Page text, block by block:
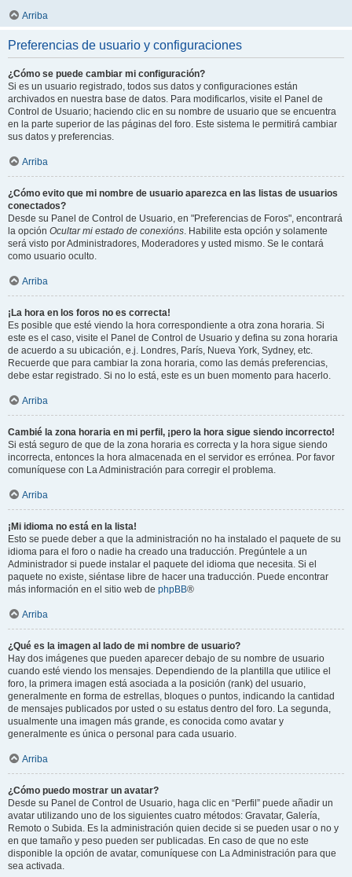
Arriba
Preferencias de usuario y configuraciones
¿Cómo se puede cambiar mi configuración?
Si es un usuario registrado, todos sus datos y configuraciones están
archivados en nuestra base de datos. Para modificarlos, visite el Panel de
Control de Usuario; haciendo clic en su nombre de usuario que se encuentra
en la parte superior de las páginas del foro. Este sistema le permitirá cambiar
sus datos y preferencias.
Arriba
¿Cómo evito que mi nombre de usuario aparezca en las listas de usuarios
conectados?
Desde su Panel de Control de Usuario, en "Preferencias de Foros", encontrará
la opción Ocultar mi estado de conexións. Habilite esta opción y solamente
será visto por Administradores, Moderadores y usted mismo. Se le contará
como usuario oculto.
Arriba
¡La hora en los foros no es correcta!
Es posible que esté viendo la hora correspondiente a otra zona horaria. Si
este es el caso, visite el Panel de Control de Usuario y defina su zona horaria
de acuerdo a su ubicación, e.j. Londres, París, Nueva York, Sydney, etc.
Recuerde que para cambiar la zona horaria, como las demás preferencias,
debe estar registrado. Si no lo está, este es un buen momento para hacerlo.
Arriba
Cambié la zona horaria en mi perfil, ¡pero la hora sigue siendo incorrecto!
Si está seguro de que de la zona horaria es correcta y la hora sigue siendo
incorrecta, entonces la hora almacenada en el servidor es errónea. Por favor
comuníquese con La Administración para corregir el problema.
Arriba
¡Mi idioma no está en la lista!
Esto se puede deber a que la administración no ha instalado el paquete de su
idioma para el foro o nadie ha creado una traducción. Pregúntele a un
Administrador si puede instalar el paquete del idioma que necesita. Si el
paquete no existe, siéntase libre de hacer una traducción. Puede encontrar
más información en el sitio web de phpBB®
Arriba
¿Qué es la imagen al lado de mi nombre de usuario?
Hay dos imágenes que pueden aparecer debajo de su nombre de usuario
cuando esté viendo los mensajes. Dependiendo de la plantilla que utilice el
foro, la primera imagen está asociada a la posición (rank) del usuario,
generalmente en forma de estrellas, bloques o puntos, indicando la cantidad
de mensajes publicados por usted o su estatus dentro del foro. La segunda,
usualmente una imagen más grande, es conocida como avatar y
generalmente es única o personal para cada usuario.
Arriba
¿Cómo puedo mostrar un avatar?
Desde su Panel de Control de Usuario, haga clic en “Perfil” puede añadir un
avatar utilizando uno de los siguientes cuatro métodos: Gravatar, Galería,
Remoto o Subida. Es la administración quien decide si se pueden usar o no y
en que tamaño y peso pueden ser publicadas. En caso de que no este
disponible la opción de avatar, comuníquese con La Administración para que
sea activada.